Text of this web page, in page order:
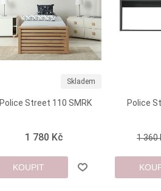
Skladem
Police Street 110 SMRK
1 780 Kč
KOUPIT
Police
1 360